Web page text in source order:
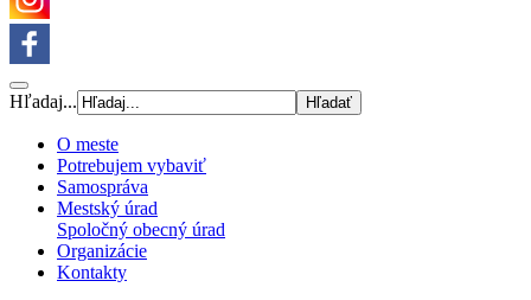
Hľadaj...
O meste
Potrebujem vybaviť
Samospráva
Mestský úrad
Spoločný obecný úrad
Organizácie
Kontakty